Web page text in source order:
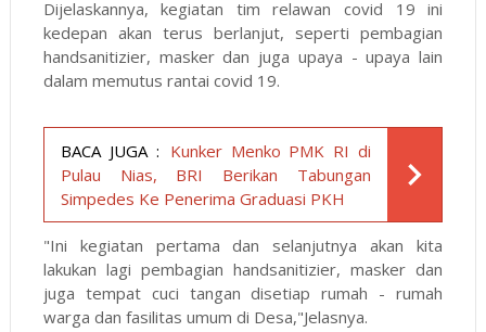
Dijelaskannya, kegiatan tim relawan covid 19 ini
kedepan akan terus berlanjut, seperti pembagian
handsanitizier, masker dan juga upaya - upaya lain
dalam memutus rantai covid 19.
BACA JUGA : Kunker Menko PMK RI di
Pulau Nias, BRI Berikan Tabungan
Simpedes Ke Penerima Graduasi PKH
"Ini kegiatan pertama dan selanjutnya akan kita
lakukan lagi pembagian handsanitizier, masker dan
juga tempat cuci tangan disetiap rumah - rumah
warga dan fasilitas umum di Desa,"Jelasnya.